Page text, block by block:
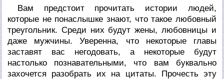
Вам предстоит прочитать истории людей,
которые не понаслышке знают, что такое любовный
треугольник. Среди них будут жены, любовницы и
даже мужчины. Уверенна, что некоторые главы
заставят вас негодовать, а некоторые будут
настолько познавательными, что вам буквально
захочется разобрать их на цитаты. Прочесть эту